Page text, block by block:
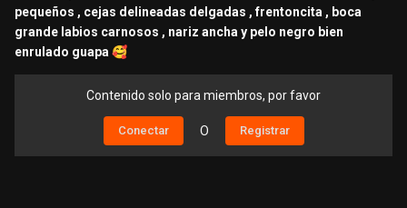
pequeños , cejas delineadas delgadas , frentoncita , boca
grande labios carnosos , nariz ancha y pelo negro bien
enrulado guapa 🥰
Contenido solo para miembros, por favor
Conectar O Registrar